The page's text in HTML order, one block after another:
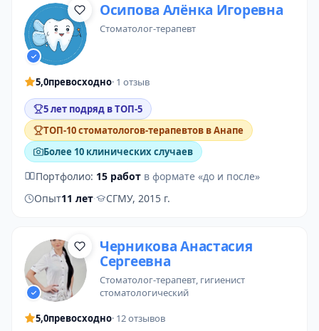
Осипова Алёнка Игоревна
стоматолог-терапевт
5,0превосходно· 1 отзыв
5 лет подряд в ТОП-5
ТОП-10 стоматологов-терапевтов в Анапе
Более 10 клинических случаев
Портфолио: 15 работ в формате «до и после»
Опыт11 лет· СГМУ, 2015 г.
Черникова Анастасия
Сергеевна
стоматолог-терапевт, гигиенист
стоматологический
5,0превосходно· 12 отзывов